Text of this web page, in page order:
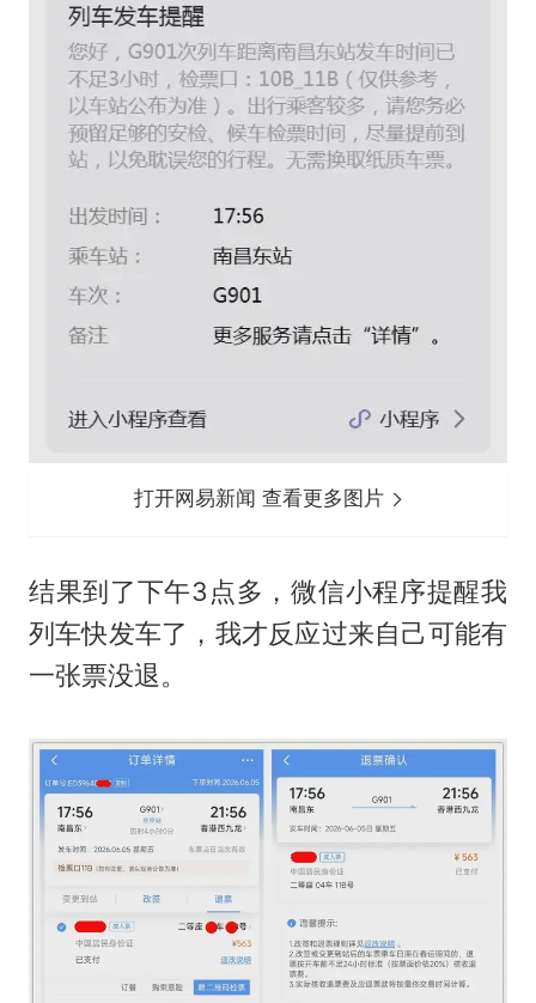
打开网易新闻 查看更多图片
结果到了下午3点多，微信小程序提醒我
列车快发车了，我才反应过来自己可能有
一张票没退。